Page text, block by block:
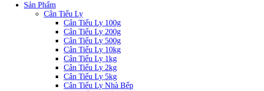
Sản Phẩm
Cân Tiểu Ly
Cân Tiểu Ly 100g
Cân Tiểu Ly 200g
Cân Tiểu Ly 500g
Cân Tiểu Ly 10kg
Cân Tiểu Ly 1kg
Cân Tiểu Ly 2kg
Cân Tiểu Ly 5kg
Cân Tiểu Ly Nhà Bếp